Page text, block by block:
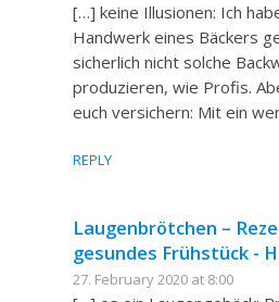
[…] keine Illusionen: Ich
Handwerk eines Bäckers
sicherlich nicht solche
produzieren, wie Profis.
euch versichern: Mit ein
REPLY
Laugenbrötchen –
gesundes Frühstück -
27. February 2020 at 8:00